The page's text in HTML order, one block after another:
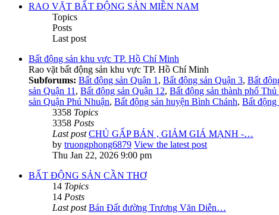
RAO VẶT BẤT ĐỘNG SẢN MIỀN NAM
Topics
Posts
Last post
Bất động sản khu vực TP. Hồ Chí Minh
Rao vặt bất động sản khu vực TP. Hồ Chí Minh
Subforums: Bất động sản Quận 1 , Bất động sản Quận 3, Bất
sản Quận 11 , Bất động sản Quận 12, Bất động sản thành phố
sản Quận Phú Nhuận, Bất động sản huyện Bình Chánh, Bất động
3358 Topics
3358 Posts
Last post CHỦ GẤP BÁN , GIẢM GIÁ MẠNH -…
by truongphong6879 View the latest post
Thu Jan 22, 2026 9:00 pm
BẤT ĐỘNG SẢN CẦN THƠ
14 Topics
14 Posts
Last post Bán Đất đường Trương Văn Diễn…